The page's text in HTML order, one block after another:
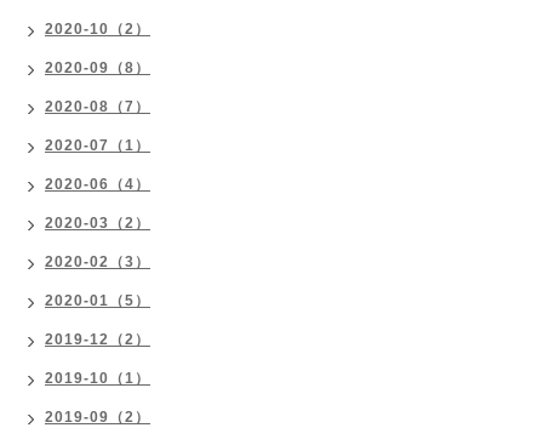
2020-10（2）
2020-09（8）
2020-08（7）
2020-07（1）
2020-06（4）
2020-03（2）
2020-02（3）
2020-01（5）
2019-12（2）
2019-10（1）
2019-09（2）